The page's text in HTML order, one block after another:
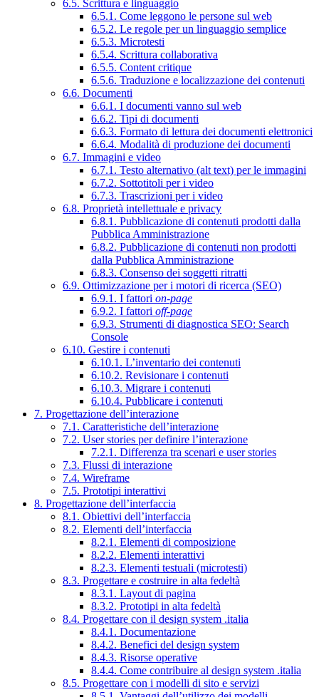
6.5. Scrittura e linguaggio
6.5.1. Come leggono le persone sul web
6.5.2. Le regole per un linguaggio semplice
6.5.3. Microtesti
6.5.4. Scrittura collaborativa
6.5.5. Content critique
6.5.6. Traduzione e localizzazione dei contenuti
6.6. Documenti
6.6.1. I documenti vanno sul web
6.6.2. Tipi di documenti
6.6.3. Formato di lettura dei documenti elettronici
6.6.4. Modalità di produzione dei documenti
6.7. Immagini e video
6.7.1. Testo alternativo (alt text) per le immagini
6.7.2. Sottotitoli per i video
6.7.3. Trascrizioni per i video
6.8. Proprietà intellettuale e privacy
6.8.1. Pubblicazione di contenuti prodotti dalla
Pubblica Amministrazione
6.8.2. Pubblicazione di contenuti non prodotti
dalla Pubblica Amministrazione
6.8.3. Consenso dei soggetti ritratti
6.9. Ottimizzazione per i motori di ricerca (SEO)
6.9.1. I fattori on-page
6.9.2. I fattori off-page
6.9.3. Strumenti di diagnostica SEO: Search
Console
6.10. Gestire i contenuti
6.10.1. L’inventario dei contenuti
6.10.2. Revisionare i contenuti
6.10.3. Migrare i contenuti
6.10.4. Pubblicare i contenuti
7. Progettazione dell’interazione
7.1. Caratteristiche dell’interazione
7.2. User stories per definire l’interazione
7.2.1. Differenza tra scenari e user stories
7.3. Flussi di interazione
7.4. Wireframe
7.5. Prototipi interattivi
8. Progettazione dell’interfaccia
8.1. Obiettivi dell’interfaccia
8.2. Elementi dell’interfaccia
8.2.1. Elementi di composizione
8.2.2. Elementi interattivi
8.2.3. Elementi testuali (microtesti)
8.3. Progettare e costruire in alta fedeltà
8.3.1. Layout di pagina
8.3.2. Prototipi in alta fedeltà
8.4. Progettare con il design system .italia
8.4.1. Documentazione
8.4.2. Benefici del design system
8.4.3. Risorse operative
8.4.4. Come contribuire al design system .italia
8.5. Progettare con i modelli di sito e servizi